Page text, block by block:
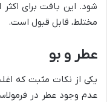
شود. این بافت برای
مختلط، قابل قبول است.
عطر و بو
یکی از نکات مثبت که
عدم وجود عطر در